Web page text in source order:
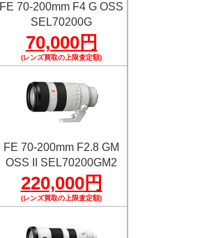
FE 70-200mm F4 G OSS
SEL70200G
70,000円
(レンズ買取の上限査定額)
FE 70-200mm F2.8 GM
OSS II SEL70200GM2
220,000円
(レンズ買取の上限査定額)